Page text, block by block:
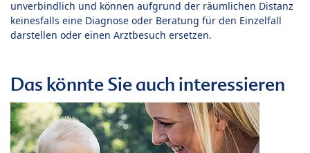
unverbindlich und können aufgrund der räumlichen Distanz
keinesfalls eine Diagnose oder Beratung für den Einzelfall
darstellen oder einen Arztbesuch ersetzen.
Das könnte Sie auch interessieren